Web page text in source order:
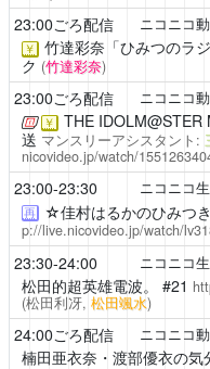
23:00ごろ配信 ニコニコ
￥ 竹達彩奈「ひみつのラ
ク(竹達彩奈)
23:00ごろ配信 ニコニコ
￥ THE IDOLM@STER
送 マンスリーアシスタント:
nicovideo.jp/watch/
23:00-23:30 ニコニコ
再 ☆佳村はるかのひみつ
p://live.nicovideo.jp/watch/
23:30-24:00 ニコニコ
松田的超英雄電波。 #21
(松田利冴, 松田颯水)
24:00ごろ配信 ニコニコ
楠田亜衣奈・渡部優衣の